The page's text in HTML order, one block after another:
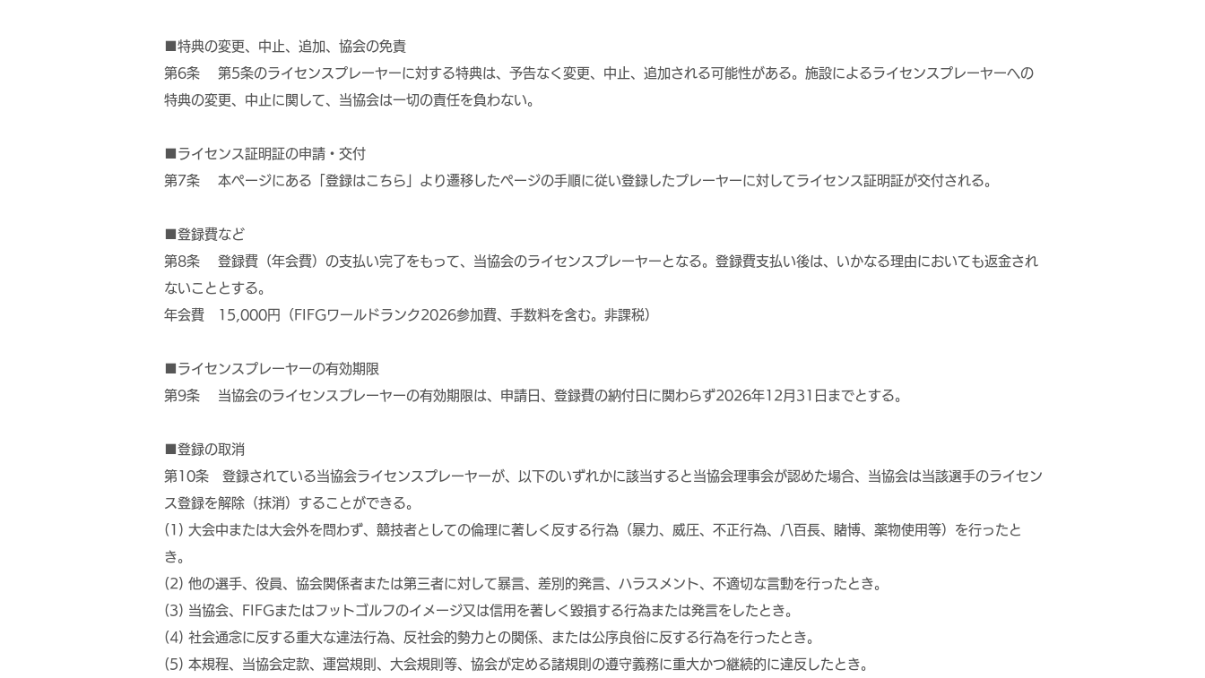
■特典の変更、中止、追加、協会の免責
第6条 第5条のライセンスプレーヤーに対する特典は、予告なく変更、中止、追加される可能性がある。施設によるライセンスプレーヤーへの
特典の変更、中止に関して、当協会は一切の責任を負わない。
■ライセンス証明証の申請・交付
第7条 本ページにある「登録はこちら」より遷移したページの手順に従い登録したプレーヤーに対してライセンス証明証が交付される。
■登録費など
第8条 登録費（年会費）の支払い完了をもって、当協会のライセンスプレーヤーとなる。登録費支払い後は、いかなる理由においても返金され
ないこととする。
年会費 15,000円（FIFGワールドランク2026参加費、手数料を含む。非課税）
■ライセンスプレーヤーの有効期限
第9条 当協会のライセンスプレーヤーの有効期限は、申請日、登録費の納付日に関わらず2026年12月31日までとする。
■登録の取消
第10条 登録されている当協会ライセンスプレーヤーが、以下のいずれかに該当すると当協会理事会が認めた場合、当協会は当該選手のライセン
ス登録を解除（抹消）することができる。
(1) 大会中または大会外を問わず、競技者としての倫理に著しく反する行為（暴力、威圧、不正行為、八百長、賭博、薬物使用等）を行ったと
き。
(2) 他の選手、役員、協会関係者または第三者に対して暴言、差別的発言、ハラスメント、不適切な言動を行ったとき。
(3) 当協会、FIFGまたはフットゴルフのイメージ又は信用を著しく毀損する行為または発言をしたとき。
(4) 社会通念に反する重大な違法行為、反社会的勢力との関係、または公序良俗に反する行為を行ったとき。
(5) 本規程、当協会定款、運営規則、大会規則等、協会が定める諸規則の遵守義務に重大かつ継続的に違反したとき。